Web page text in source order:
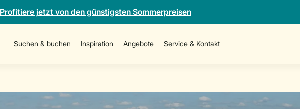
Profitiere jetzt von den günstigsten Sommerpreisen
Suchen & buchen Inspiration Angebote Service & Kontakt